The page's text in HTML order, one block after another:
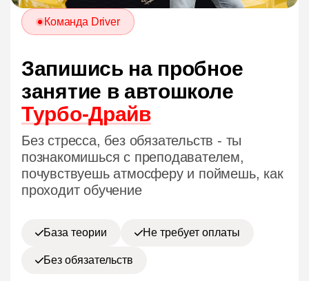
Команда Driver
Запишись на пробное
занятие в автошколе
Турбо-Драйв
Без стресса, без обязательств - ты
познакомишься с преподавателем,
почувствуешь атмосферу и поймешь, как
проходит обучение
База теории Не требует оплаты
Без обязательств